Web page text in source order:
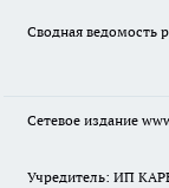
Сводная ведомость
Сетевое издание
Учредитель: ИП